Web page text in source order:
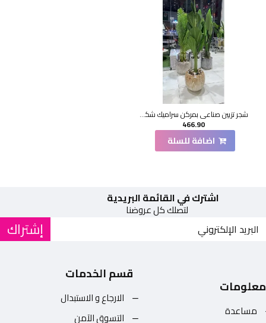
شجر تزيين صناعي بمركن سراميك شكل حديث 185سم
466.90
اضافة للسلة
اشترك في القائمة البريدية
لتصلك كل عروضنا
إشتراك
معلومات
مساعدة
قسم الخدمات
الارجاع و الاستبدال
التسوق الآمن